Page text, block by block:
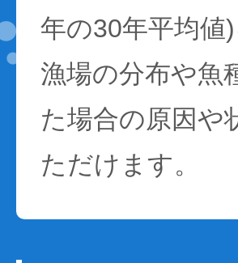
年の30年平均値
漁場の分布や魚
た場合の原因や
ただけます。